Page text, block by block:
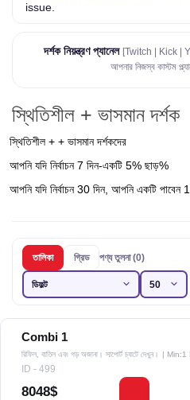
issue.
দর্শক নিয়ন্ত্রণ প্যানেল [Twitch | Kick |
আপনার নিজস্ব কাস্টম
স্থিতিশীল + ভাসমান দর্শক
স্থিতিশীল + + ভাসমান দর্শকদের
আপনি যদি নির্বাচন 7 দিন-একটি 5% ছাড়%
আপনি যদি নির্বাচন 30 দিন, আপনি একটি পাবেন
তালিকা গ্রিড পণ্য তুলনা (0)
Combi 1
রিফিল, বাতিল এবং গড় অজানা। সাপোর্ট চ্যাটে দেখুন। | Min:1
ID - 499
8048$